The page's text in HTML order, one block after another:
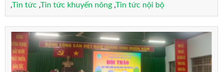
,Tin tức ,Tin tức khuyến nông ,Tin tức nội bộ